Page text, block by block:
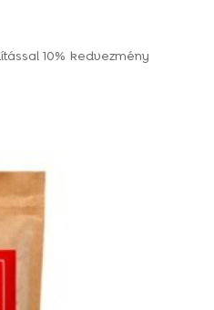
10% kedvezmény